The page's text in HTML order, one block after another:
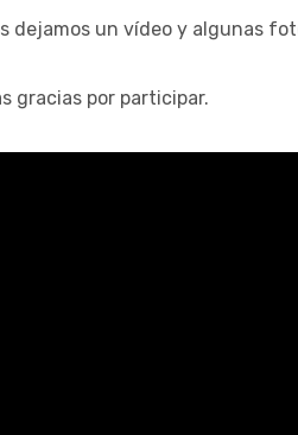
dejamos un vídeo y algunas
gracias por participar.